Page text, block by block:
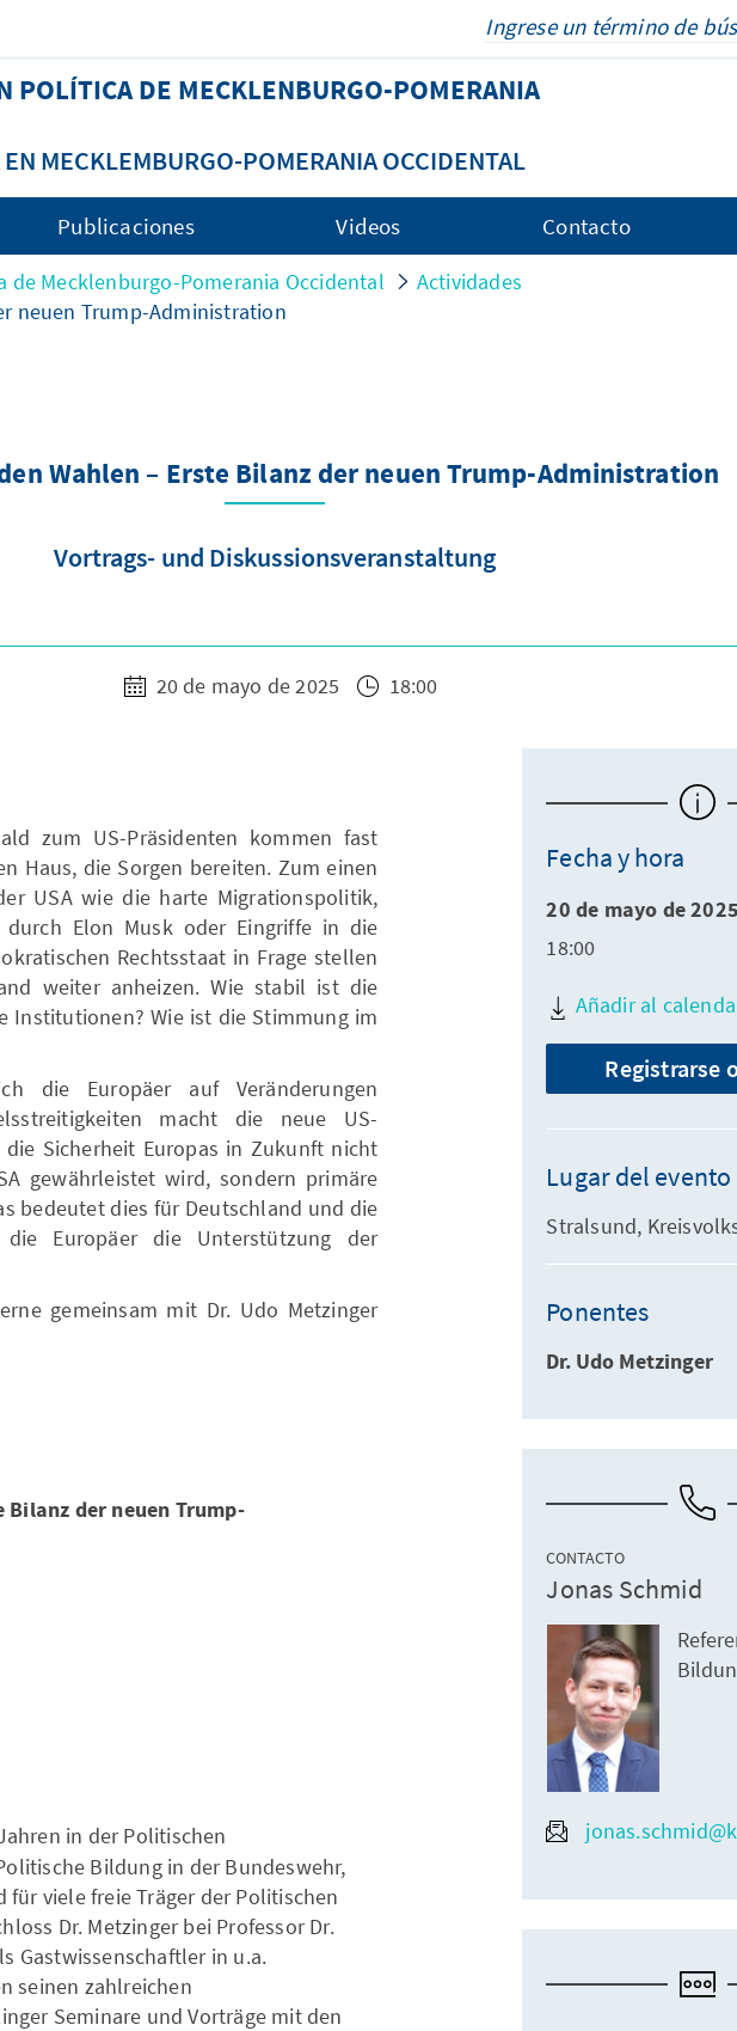
POLÍTICA DE MECKLENBURGO-POMERANIA
MECKLEMBURGO-POMERANIA OCCIDENTAL
Publicaciones Videos Contacto
de Mecklenburgo-Pomerania Occidental
Actividades
neuen Trump-Administration
Wahlen – Erste Bilanz der neuen Trump-Administration
Vortrags- und Diskussionsveranstaltung
20 de mayo de 2025 18:00
zum US-Präsidenten kommen fast
Haus, die Sorgen bereiten. Zum einen
USA wie die harte Migrationspolitik,
Elon Musk oder Eingriffe in die
Rechtsstaat in Frage stellen
weiter anheizen. Wie stabil ist die
Institutionen? Wie ist die Stimmung im
die Europäer auf Veränderungen
macht die neue US-
Sicherheit Europas in Zukunft nicht
gewährleistet wird, sondern primäre
bedeutet dies für Deutschland und die
die Europäer die Unterstützung der
gemeinsam mit Dr. Udo Metzinger
Bilanz der neuen Trump-
in der Politischen
Bildung in der Bundeswehr,
viele freie Träger der Politischen
Dr. Metzinger bei Professor Dr.
Gastwissenschaftler in u.a.
seinen zahlreichen
Seminare und Vorträge mit den
Fecha y hora
20 de mayo de 2025
18:00
Añadir al
Registrarse
Lugar del evento
Stralsund,
Ponentes
Dr. Udo Metzinger
CONTACTO
Jonas Schmid